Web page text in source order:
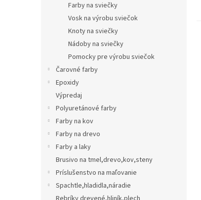
Farby na sviečky
Vosk na výrobu sviečok
Knoty na sviečky
Nádoby na sviečky
Pomocky pre výrobu sviečok
Čarovné farby
Epoxidy
Výpredaj
Polyuretánové farby
Farby na kov
Farby na drevo
Farby a laky
Brusivo na tmel,drevo,kov,steny
Príslušenstvo na maľovanie
Spachtle,hladidla,náradie